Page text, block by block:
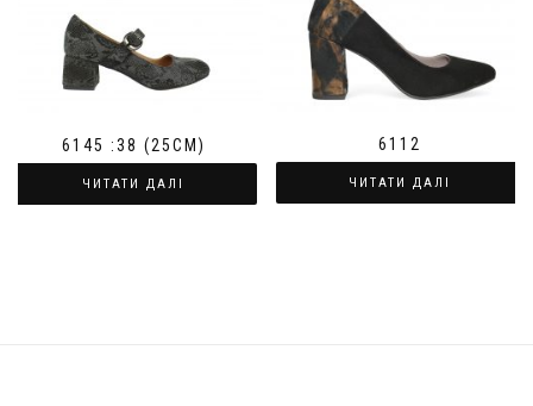
6145 :38 (25СМ)
ЧИТАТИ ДАЛІ
6112
ЧИТАТИ ДАЛІ